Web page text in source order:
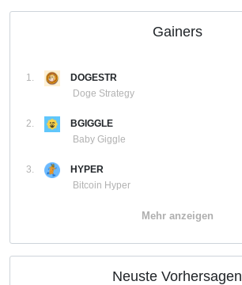
Gainers
1.
DOGESTR
Doge Strategy
2.
BGIGGLE
Baby Giggle
3.
HYPER
Bitcoin Hyper
Mehr anzeigen
Neuste Vorhersagen